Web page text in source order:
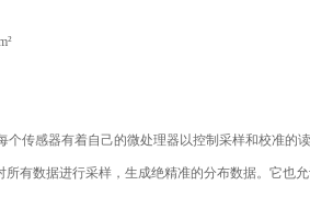
传感器有着自己的微处理器以控制采样和校准
有数据进行采样，生成绝精准的分布数据。它也